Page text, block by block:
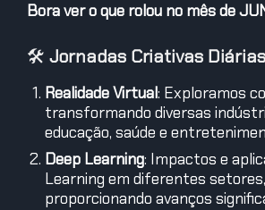
Bora ver o que rolou no mês de
🛠️ Jornadas Criativas
Realidade Virtual: Exploramos
transformando diversas
educação, saúde e
Deep Learning: Impactos e
Learning em diferentes setores,
proporcionando avanços